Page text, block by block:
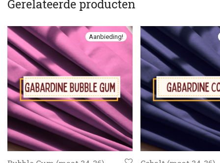
Gerelateerde producten
Aanbieding!